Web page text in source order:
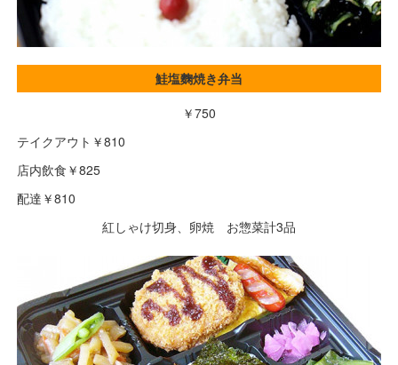
鮭塩麴焼き弁当
￥750
テイクアウト￥810
店内飲食￥825
配達￥810
紅しゃけ切身、卵焼 お惣菜計3品